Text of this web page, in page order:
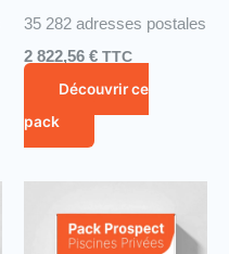
35 282 adresses postales
2 822,56 € TTC
Découvrir ce
pack